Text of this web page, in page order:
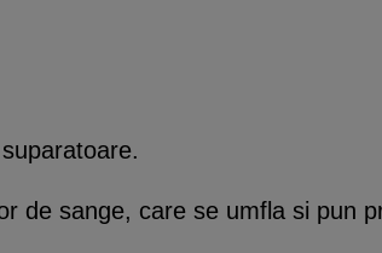
de sange, care se umfla si pun